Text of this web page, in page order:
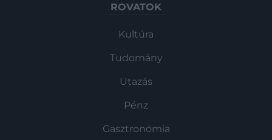
ROVATOK
Kultúra
Tudomány
Utazás
Pénz
Gasztronómia